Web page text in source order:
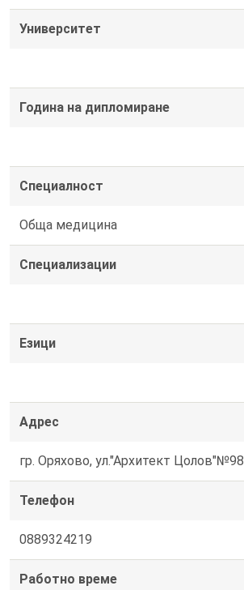
Университет
Година на дипломиране
Специалност
Обща медицина
Специализации
Езици
Адрес
гр. Оряхово, ул."Архитект Цолов"№98
Телефон
0889324219
Работно време